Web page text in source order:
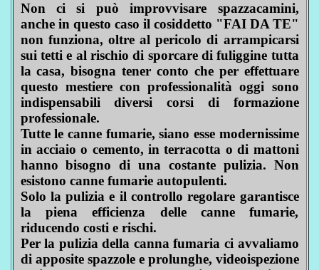
Non ci si può improvvisare spazzacamini,
anche in questo caso il cosiddetto "FAI DA TE"
non funziona, oltre al pericolo di arrampicarsi
sui tetti e al rischio di sporcare di fuliggine tutta
la casa, bisogna tener conto che per effettuare
questo mestiere con professionalità oggi sono
indispensabili diversi corsi di formazione
professionale.
Tutte le canne fumarie, siano esse modernissime
in acciaio o cemento, in terracotta o di mattoni
hanno bisogno di una costante pulizia. Non
esistono canne fumarie autopulenti.
Solo la pulizia e il controllo regolare garantisce
la piena efficienza delle canne fumarie,
riducendo costi e rischi.
Per la pulizia della canna fumaria ci avvaliamo
di apposite spazzole e prolunghe, videoispezione